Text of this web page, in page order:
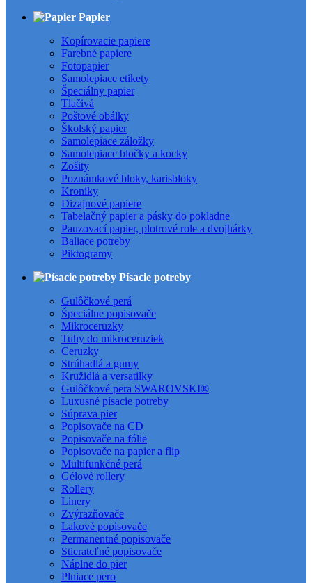
Papier
Kopírovacie papiere
Farebné papiere
Fotopapier
Samolepiace etikety
Špeciálny papier
Tlačivá
Poštové obálky
Školský papier
Samolepiace záložky
Samolepiace bločky a kocky
Zošity
Poznámkové bloky, karisbloky
Kroniky
Dizajnové papiere
Tabelačný papier a pásky do pokladne
Pauzovací papier, plotrové role a dvojhárky
Baliace potreby
Piktogramy
Písacie potreby
Gulôčkové perá
Špeciálne popisovače
Mikroceruzky
Tuhy do mikroceruziek
Ceruzky
Strúhadlá a gumy
Kružidlá a versatilky
Gulôčkové pera SWAROVSKI®
Luxusné písacie potreby
Súprava pier
Popisovače na CD
Popisovače na fólie
Popisovače na papier a flip
Multifunkčné perá
Gélové rollery
Rollery
Linery
Zvýrazňovače
Lakové popisovače
Permanentné popisovače
Stierateľné popisovače
Náplne do pier
Plniace pero